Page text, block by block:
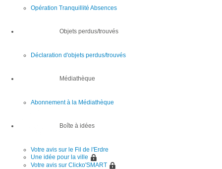
Opération Tranquillité Absences
Objets perdus/trouvés
Déclaration d'objets perdus/trouvés
Médiathèque
Abonnement à la Médiathèque
Boîte à idées
Votre avis sur le Fil de l'Erdre
Une idée pour la ville
Votre avis sur Clicko'SMART